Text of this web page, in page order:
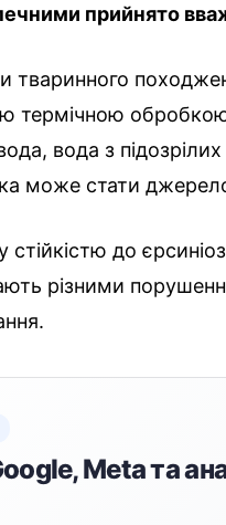
прийнято
тваринного
термічною
вода з
може стати
до
різними
Meta та